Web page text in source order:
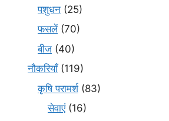
पशुधन (25)
फसलें(70)
बीज (40)
नौकरियाँ(119)
कृषि परामर्श(83)
सेवाएं(16)